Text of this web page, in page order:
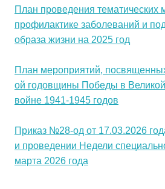
План проведения тематических
профилактике заболеваний и
образа жизни на 2025 год
План мероприятий,
ой годовщины Победы в
войне 1941-1945 годов
Приказ №28-од от 17.03.2026
и проведении Недели
марта 2026 года